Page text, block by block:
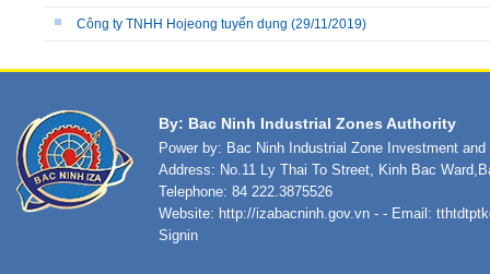
Công ty TNHH Hojeong tuyển dụng (29/11/2019)
By: Bac Ninh Industrial Zones Authority
Power by: Bac Ninh Industrial Zone Investment
Address: No.11 Ly Thai To Street, Kinh Bac
Telephone: 84 222.3875526
Website: http://izabacninh.gov.vn - - Email:
Signin